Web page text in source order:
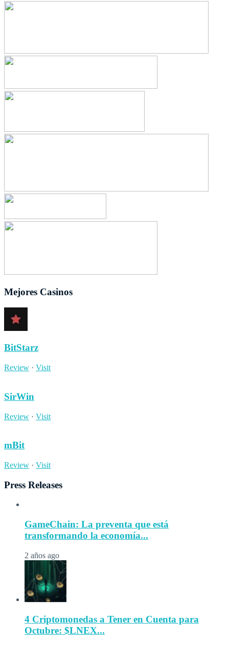
Mejores Casinos
BitStarz
Review · Visit
SirWin
Review · Visit
mBit
Review · Visit
Press Releases
GameChain: La preventa que está
transformando la economía...
2 años ago
4 Criptomonedas a Tener en Cuenta para
Octubre: $LNEX...